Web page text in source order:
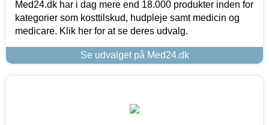
Med24.dk har i dag mere end 18.000 produkter inden for
kategorier som kosttilskud, hudpleje samt medicin og
medicare. Klik her for at se deres udvalg.
Se udvalget på Med24.dk